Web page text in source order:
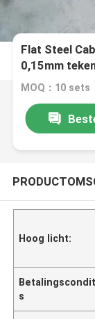
Flat Steel
0,15mm
MOQ：10 sets
Hoog licht:
s